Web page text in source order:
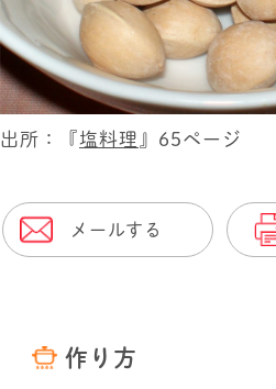
出所：『塩料理 』65ページ
メールする
作り方